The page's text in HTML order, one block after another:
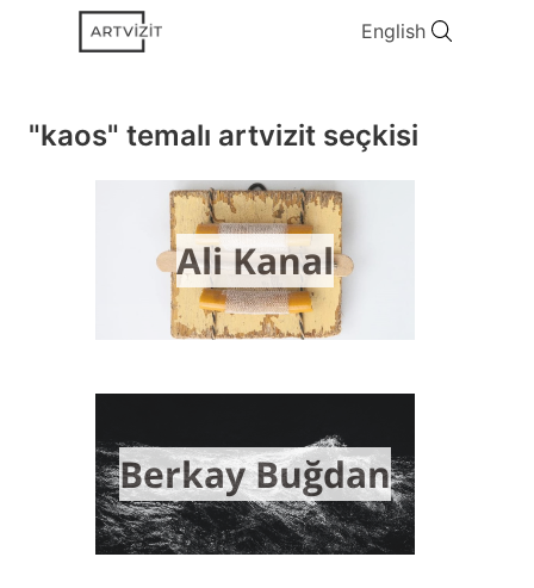
English
"kaos" temalı artvizit seçkisi
Ali Kanal
Berkay Buğdan